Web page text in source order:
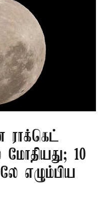
ராக்கெட்
மோதியது; 10
எழும்பிய